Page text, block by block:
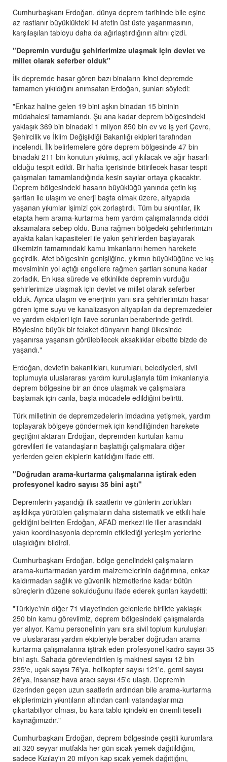
Cumhurbaşkanı Erdoğan, dünya deprem tarihinde bile eşine
az rastlanır büyüklükteki iki afetin üst üste yaşanmasının,
karşılaşılan tabloyu daha da ağırlaştırdığının altını çizdi.
"Depremin vurduğu şehirlerimize ulaşmak için devlet ve
millet olarak seferber olduk"
İlk depremde hasar gören bazı binaların ikinci depremde
tamamen yıkıldığını anımsatan Erdoğan, şunları söyledi:
"Enkaz haline gelen 19 bini aşkın binadan 15 bininin
müdahalesi tamamlandı. Şu ana kadar deprem bölgesindeki
yaklaşık 369 bin binadaki 1 milyon 850 bin ev ve iş yeri Çevre,
Şehircilik ve İklim Değişikliği Bakanlığı ekipleri tarafından
incelendi. İlk belirlemelere göre deprem bölgesinde 47 bin
binadaki 211 bin konutun yıkılmış, acil yıkılacak ve ağır hasarlı
olduğu tespit edildi. Bir hafta içerisinde bitirilecek hasar tespit
çalışmaları tamamlandığında kesin sayılar ortaya çıkacaktır.
Deprem bölgesindeki hasarın büyüklüğü yanında çetin kış
şartları ile ulaşım ve enerji başta olmak üzere, altyapıda
yaşanan yıkımlar işimizi çok zorlaştırdı. Tüm bu sıkıntılar, ilk
etapta hem arama-kurtarma hem yardım çalışmalarında ciddi
aksamalara sebep oldu. Buna rağmen bölgedeki şehirlerimizin
ayakta kalan kapasiteleri ile yakın şehirlerden başlayarak
ülkemizin tamamındaki kamu imkanlarını hemen harekete
geçirdik. Afet bölgesinin genişliğine, yıkımın büyüklüğüne ve kış
mevsiminin yol açtığı engellere rağmen şartları sonuna kadar
zorladık. En kısa sürede ve etkinlikte depremin vurduğu
şehirlerimize ulaşmak için devlet ve millet olarak seferber
olduk. Ayrıca ulaşım ve enerjinin yanı sıra şehirlerimizin hasar
gören içme suyu ve kanalizasyon altyapıları da depremzedeler
ve yardım ekipleri için ilave sorunları beraberinde getirdi.
Böylesine büyük bir felaket dünyanın hangi ülkesinde
yaşanırsa yaşansın görülebilecek aksaklıklar elbette bizde de
yaşandı."
Erdoğan, devletin bakanlıkları, kurumları, belediyeleri, sivil
toplumuyla uluslararası yardım kuruluşlarıyla tüm imkanlarıyla
deprem bölgesine bir an önce ulaşmak ve çalışmalara
başlamak için canla, başla mücadele edildiğini belirtti.
Türk milletinin de depremzedelerin imdadına yetişmek, yardım
toplayarak bölgeye göndermek için kendiliğinden harekete
geçtiğini aktaran Erdoğan, depremden kurtulan kamu
görevlileri ile vatandaşların başlattığı çalışmalara diğer
yerlerden gelen ekiplerin katıldığını ifade etti.
"Doğrudan arama-kurtarma çalışmalarına iştirak eden
profesyonel kadro sayısı 35 bini aştı"
Depremlerin yaşandığı ilk saatlerin ve günlerin zorlukları
aşıldıkça yürütülen çalışmaların daha sistematik ve etkili hale
geldiğini belirten Erdoğan, AFAD merkezi ile iller arasındaki
yakın koordinasyonla depremin etkilediği yerleşim yerlerine
ulaşıldığını bildirdi.
Cumhurbaşkanı Erdoğan, bölge genelindeki çalışmaların
arama-kurtarmadan yardım malzemelerinin dağıtımına, enkaz
kaldırmadan sağlık ve güvenlik hizmetlerine kadar bütün
süreçlerin düzene sokulduğunu ifade ederek şunları kaydetti:
"Türkiye'nin diğer 71 vilayetinden gelenlerle birlikte yaklaşık
250 bin kamu görevlimiz, deprem bölgesindeki çalışmalarda
yer alıyor. Kamu personelinin yanı sıra sivil toplum kuruluşları
ve uluslararası yardım ekipleriyle beraber doğrudan arama-
kurtarma çalışmalarına iştirak eden profesyonel kadro sayısı 35
bini aştı. Sahada görevlendirilen iş makinesi sayısı 12 bin
235'e, uçak sayısı 76'ya, helikopter sayısı 121'e, gemi sayısı
26'ya, insansız hava aracı sayısı 45'e ulaştı. Depremin
üzerinden geçen uzun saatlerin ardından bile arama-kurtarma
ekiplerimizin yıkıntıların altından canlı vatandaşlarımızı
çıkartabiliyor olması, bu kara tablo içindeki en önemli teselli
kaynağımızdır."
Cumhurbaşkanı Erdoğan, deprem bölgesinde çeşitli kurumlara
ait 320 seyyar mutfakla her gün sıcak yemek dağıtıldığını,
sadece Kızılay'ın 20 milyon kap sıcak yemek dağıttığını,